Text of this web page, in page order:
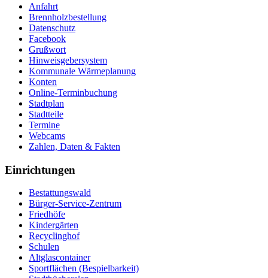
Anfahrt
Brennholzbestellung
Datenschutz
Facebook
Grußwort
Hinweisgebersystem
Kommunale Wärmeplanung
Konten
Online-Terminbuchung
Stadtplan
Stadtteile
Termine
Webcams
Zahlen, Daten & Fakten
Einrichtungen
Bestattungswald
Bürger-Service-Zentrum
Friedhöfe
Kindergärten
Recyclinghof
Schulen
Altglascontainer
Sportflächen (Bespielbarkeit)